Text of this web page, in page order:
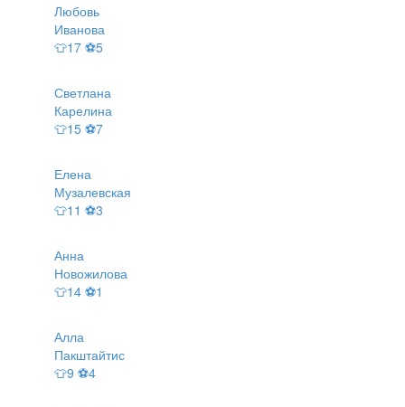
Любовь
Иванова
👕17 ⚽5
Светлана
Карелина
👕15 ⚽7
Елена
Музалевская
👕11 ⚽3
Анна
Новожилова
👕14 ⚽1
Алла
Пакштайтис
👕9 ⚽4